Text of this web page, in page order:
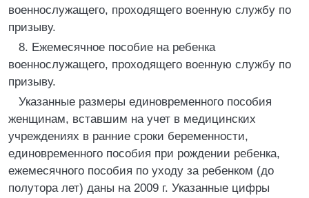
военнослужащего, проходящего военную службу по
призыву.
8. Ежемесячное пособие на ребенка
военнослужащего, проходящего военную службу по
призыву.
Указанные размеры единовременного пособия
женщинам, вставшим на учет в медицинских
учреждениях в ранние сроки беременности,
единовременного пособия при рождении ребенка,
ежемесячного пособия по уходу за ребенком (до
полутора лет) даны на 2009 г. Указанные цифры